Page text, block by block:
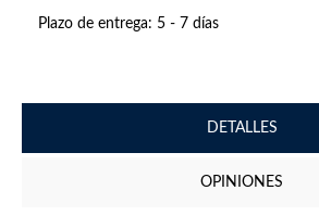
Plazo de entrega: 5 - 7 días
DETALLES
OPINIONES